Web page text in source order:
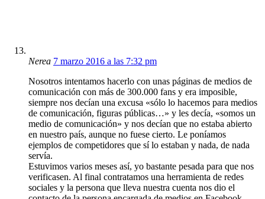
Nerea 7 marzo 2016 a las 7:32 pm
Nosotros intentamos hacerlo con unas páginas de medios de
comunicación con más de 300.000 fans y era imposible,
siempre nos decían una excusa «sólo lo hacemos para medios
de comunicación, figuras públicas…» y les decía, «somos un
medio de comunicación» y nos decían que no estaba abierto
en nuestro país, aunque no fuese cierto. Le poníamos
ejemplos de competidores que sí lo estaban y nada, de nada
servía.
Estuvimos varios meses así, yo bastante pesada para que nos
verificasen. Al final contratamos una herramienta de redes
sociales y la persona que lleva nuestra cuenta nos dio el